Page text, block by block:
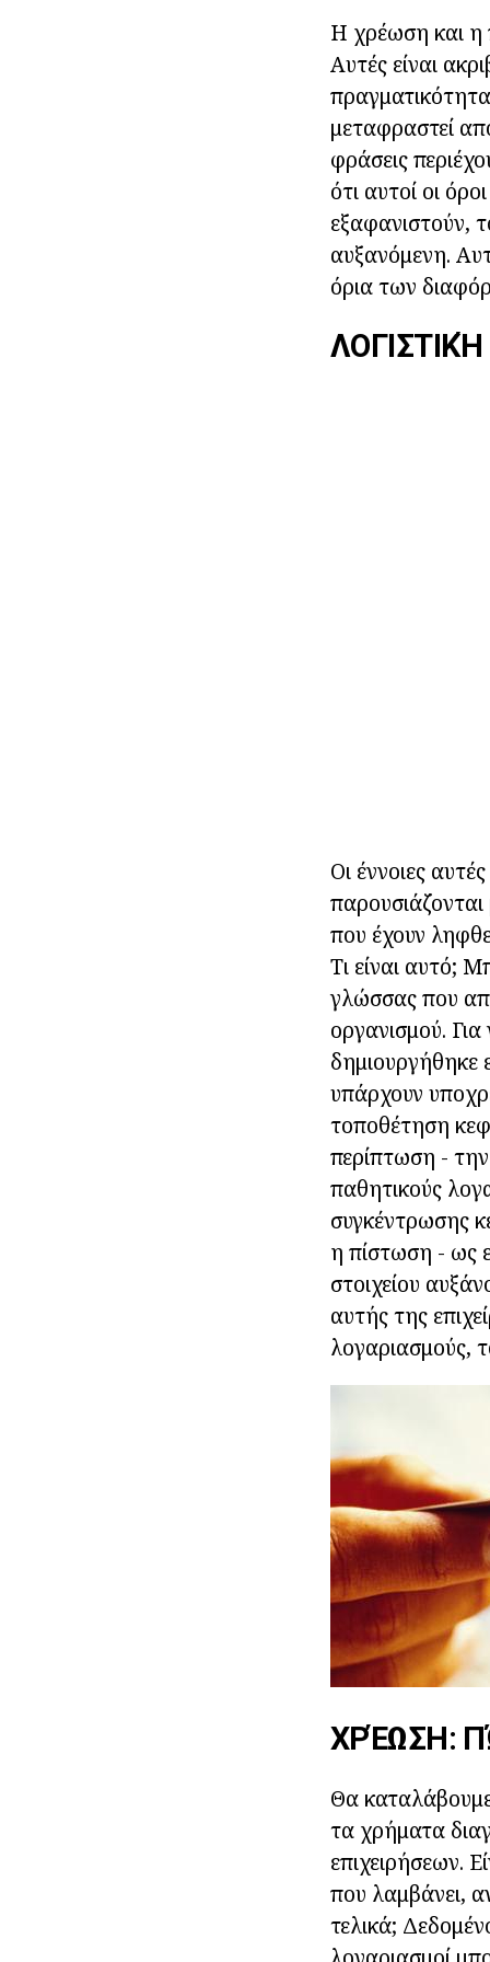
Η χρέωση και η
Αυτές είναι
μεταφραστεί
φράσεις
ότι αυτοί οι
εξαφανιστούν,
αυξανόμενη.
όρια των
Οι έννοιες
που έχουν
Τι είναι αυτό;
γλώσσας που
οργανισμού.
δημιουργήθηκε
υπάρχουν
τοποθέτηση
περίπτωση -
παθητικούς
συγκέντρωσης
η πίστωση - ως
στοιχείου
αυτής της
λογαριασμούς,
ΧΡΈΩΣΗ:
Θα
τα χρήματα
επιχειρήσεων.
που λαμβάνει,
τελικά;